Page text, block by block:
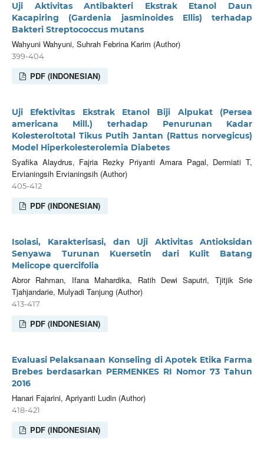
Uji Aktivitas Antibakteri Ekstrak Etanol Daun
Kacapiring (Gardenia jasminoides Ellis) terhadap
Bakteri Streptococcus mutans
Wahyuni Wahyuni, Suhrah Febrina Karim (Author)
399-404
PDF (INDONESIAN)
Uji Efektivitas Ekstrak Etanol Biji Alpukat (Persea
americana Mill.) terhadap Penurunan Kadar
Kolesteroltotal Tikus Putih Jantan (Rattus norvegicus)
Model Hiperkolesterolemia Diabetes
Syafika Alaydrus, Fajria Rezky Priyanti Amara Pagal, Dermiati T,
Ervianingsih Ervianingsih (Author)
405-412
PDF (INDONESIAN)
Isolasi, Karakterisasi, dan Uji Aktivitas Antioksidan
Senyawa Turunan Kuersetin dari Kulit Batang
Melicope quercifolia
Abror Rahman, Ifana Mahardika, Ratih Dewi Saputri, Tjitjik Srie
Tjahjandarie, Mulyadi Tanjung (Author)
413-417
PDF (INDONESIAN)
Evaluasi Pelaksanaan Konseling di Apotek Etika Farma
Brebes berdasarkan PERMENKES RI Nomor 73 Tahun
2016
Hanari Fajarini, Apriyanti Ludin (Author)
418-421
PDF (INDONESIAN)